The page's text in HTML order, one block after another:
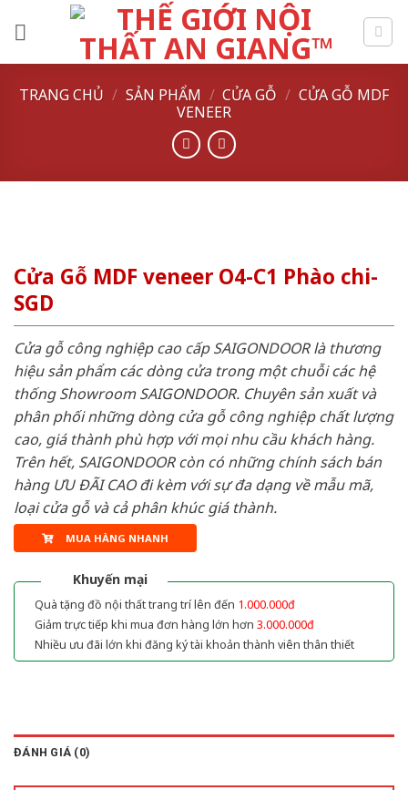
TRANG CHỦ / SẢN PHẨM / CỬA GỖ / CỬA GỖ MDF
VENEER
Cửa Gỗ MDF veneer O4-C1 Phào chi-
SGD
Cửa gỗ công nghiệp cao cấp SAIGONDOOR là thương
hiệu sản phẩm các dòng cửa trong một chuỗi các hệ
thống Showroom SAIGONDOOR. Chuyên sản xuất và
phân phối những dòng cửa gỗ công nghiệp chất lượng
cao, giá thành phù hợp với mọi nhu cầu khách hàng.
Trên hết, SAIGONDOOR còn có những chính sách bán
hàng ƯU ĐÃI CAO đi kèm với sự đa dạng về mẫu mã,
loại cửa gỗ và cả phân khúc giá thành.
MUA HÀNG NHANH
Khuyến mại
Quà tặng đồ nội thất trang trí lên đến 1.000.000đ
Giảm trực tiếp khi mua đơn hàng lớn hơn 3.000.000đ
Nhiều ưu đãi lớn khi đăng ký tài khoản thành viên thân thiết
ĐÁNH GIÁ (0)